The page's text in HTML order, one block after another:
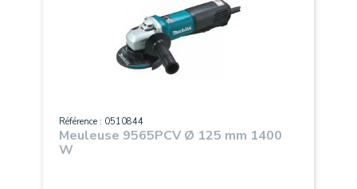
Référence : 0510844
Meuleuse 9565PCV Ø 125 mm 1400
W